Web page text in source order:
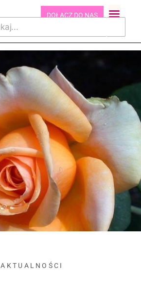
DOŁĄCZ DO NAS
AKTUALNOŚCI